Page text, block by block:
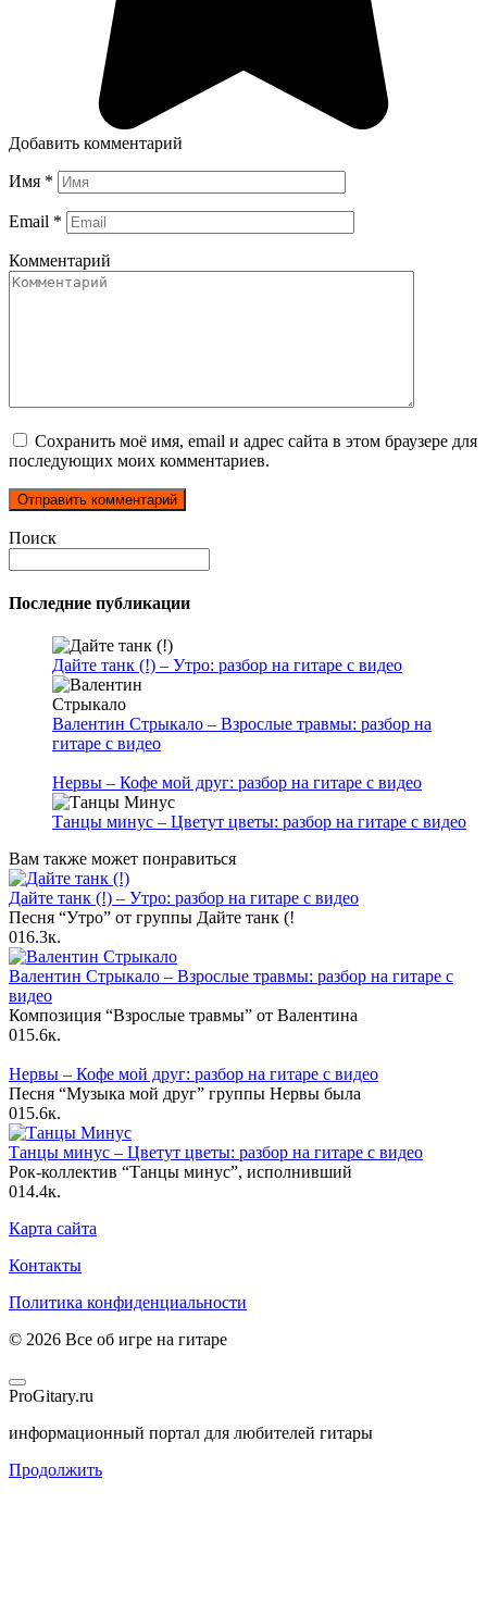
Добавить комментарий
Имя *
Email *
Комментарий
Сохранить моё имя, email и адрес сайта в этом браузере для
последующих моих комментариев.
Поиск
Последние публикации
Дайте танк (!) – Утро: разбор на гитаре с видео
Валентин Стрыкало – Взрослые травмы: разбор на
гитаре с видео
Нервы – Кофе мой друг: разбор на гитаре с видео
Танцы минус – Цветут цветы: разбор на гитаре с видео
Вам также может понравиться
Дайте танк (!) – Утро: разбор на гитаре с видео
Песня “Утро” от группы Дайте танк (!
016.3к.
Валентин Стрыкало – Взрослые травмы: разбор на гитаре с
видео
Композиция “Взрослые травмы” от Валентина
015.6к.
Нервы – Кофе мой друг: разбор на гитаре с видео
Песня “Музыка мой друг” группы Нервы была
015.6к.
Танцы минус – Цветут цветы: разбор на гитаре с видео
Рок-коллектив “Танцы минус”, исполнивший
014.4к.
Карта сайта
Контакты
Политика конфиденциальности
© 2026 Все об игре на гитаре
ProGitary.ru
информационный портал для любителей гитары
Продолжить